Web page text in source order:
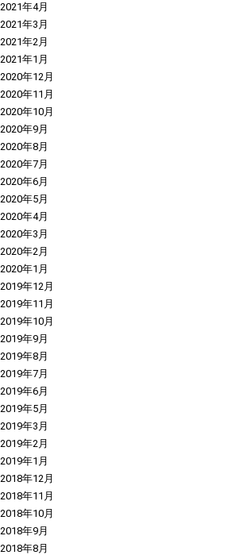
2021年4月
2021年3月
2021年2月
2021年1月
2020年12月
2020年11月
2020年10月
2020年9月
2020年8月
2020年7月
2020年6月
2020年5月
2020年4月
2020年3月
2020年2月
2020年1月
2019年12月
2019年11月
2019年10月
2019年9月
2019年8月
2019年7月
2019年6月
2019年5月
2019年3月
2019年2月
2019年1月
2018年12月
2018年11月
2018年10月
2018年9月
2018年8月